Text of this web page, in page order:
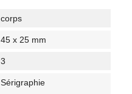
corps
45 x 25 mm
3
Sérigraphie